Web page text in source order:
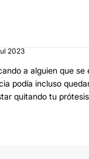
2023
a alguien que
podía incluso
quitando tu